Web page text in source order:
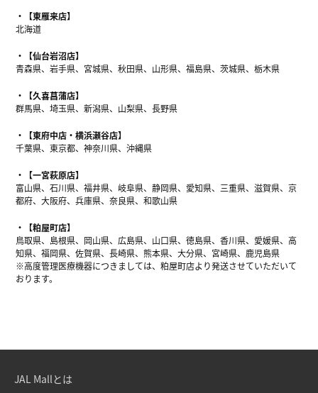
【東雁来店】
北海道
【仙台岩沼店】
青森県、岩手県、宮城県、秋田県、山形県、福島県、茨城県、栃木県
【久喜菖蒲店】
群馬県、埼玉県、新潟県、山梨県、長野県
【東府中店・横浜瀬谷店】
千葉県、東京都、神奈川県、沖縄県
【一宮萩原店】
富山県、石川県、福井県、岐阜県、静岡県、愛知県、三重県、滋賀県、京
都府、大阪府、兵庫県、奈良県、和歌山県
【粕屋町店】
鳥取県、島根県、岡山県、広島県、山口県、徳島県、香川県、愛媛県、高
知県、福岡県、佐賀県、長崎県、熊本県、大分県、宮崎県、鹿児島県
※高度管理医療機器につきましては、粕屋町店より発送させていただいて
おります。
JAL Mallとは